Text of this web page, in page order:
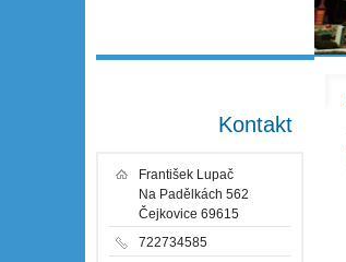
Kontakt
František Lupač
Na Padělkách 562
Čejkovice 69615
722734585